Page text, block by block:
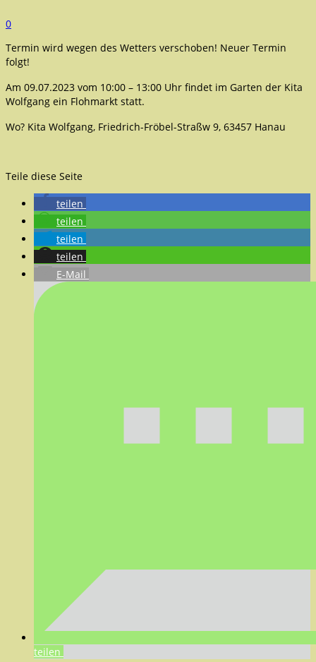
0
Termin wird wegen des Wetters verschoben! Neuer Termin
folgt!
Am 09.07.2023 vom 10:00 – 13:00 Uhr findet im Garten der Kita
Wolfgang ein Flohmarkt statt.
Wo? Kita Wolfgang, Friedrich-Fröbel-Straßw 9, 63457 Hanau
Teile diese Seite
teilen
teilen
teilen
teilen
E-Mail
teilen